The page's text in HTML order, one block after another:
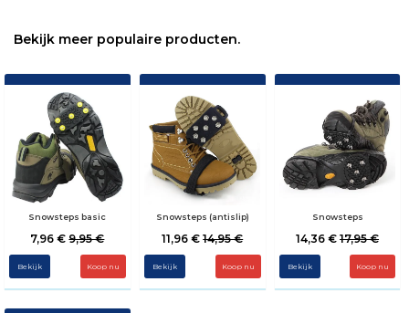
Bekijk meer populaire producten.
Snowsteps basic
7,96 €9,95 €
Bekijk
Snowsteps (antislip)
11,96 €14,95 €
Bekijk
Snowsteps
14,36 €17,95 €
Bekijk Koop nu